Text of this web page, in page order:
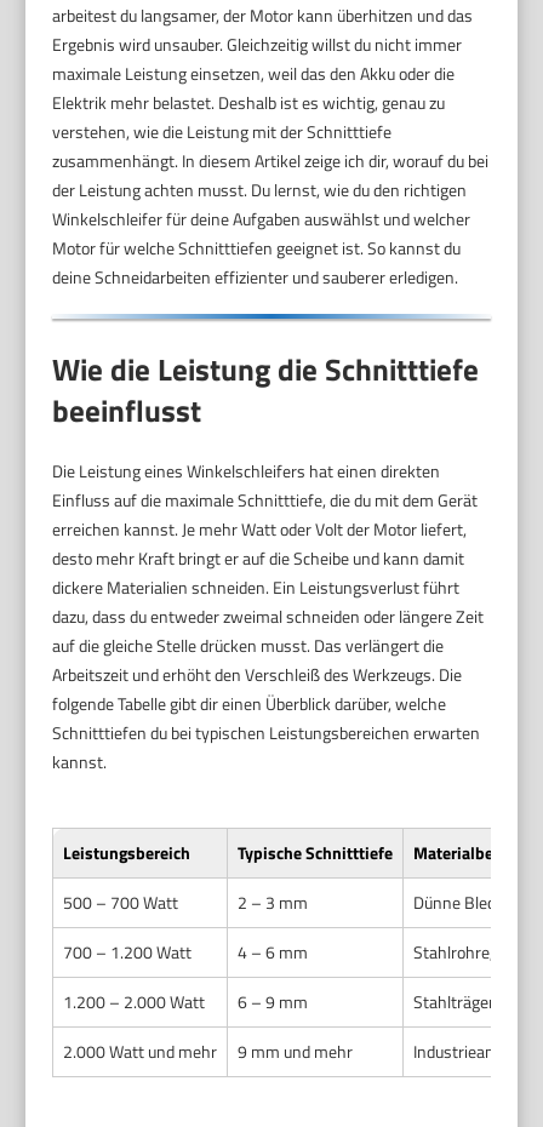
arbeitest du langsamer, der Motor kann überhitzen und das
Ergebnis wird unsauber. Gleichzeitig willst du nicht immer
maximale Leistung einsetzen, weil das den Akku oder die
Elektrik mehr belastet. Deshalb ist es wichtig, genau zu
verstehen, wie die Leistung mit der Schnitttiefe
zusammenhängt. In diesem Artikel zeige ich dir, worauf du bei
der Leistung achten musst. Du lernst, wie du den richtigen
Winkelschleifer für deine Aufgaben auswählst und welcher
Motor für welche Schnitttiefen geeignet ist. So kannst du
deine Schneidarbeiten effizienter und sauberer erledigen.
Wie die Leistung die Schnitttiefe
beeinflusst
Die Leistung eines Winkelschleifers hat einen direkten
Einfluss auf die maximale Schnitttiefe, die du mit dem Gerät
erreichen kannst. Je mehr Watt oder Volt der Motor liefert,
desto mehr Kraft bringt er auf die Scheibe und kann damit
dickere Materialien schneiden. Ein Leistungsverlust führt
dazu, dass du entweder zweimal schneiden oder längere Zeit
auf die gleiche Stelle drücken musst. Das verlängert die
Arbeitszeit und erhöht den Verschleiß des Werkzeugs. Die
folgende Tabelle gibt dir einen Überblick darüber, welche
Schnitttiefen du bei typischen Leistungsbereichen erwarten
kannst.
Leistungsbereich Typische Schnitttiefe
Materialbeispiele
500 – 700 Watt
2 – 3 mm
Dünne Bleche,
700 – 1.200 Watt
4 – 6 mm
Stahlrohre,
1.200 – 2.000 Watt
6 – 9 mm
Stahlträger,
2.000 Watt und mehr
9 mm und mehr